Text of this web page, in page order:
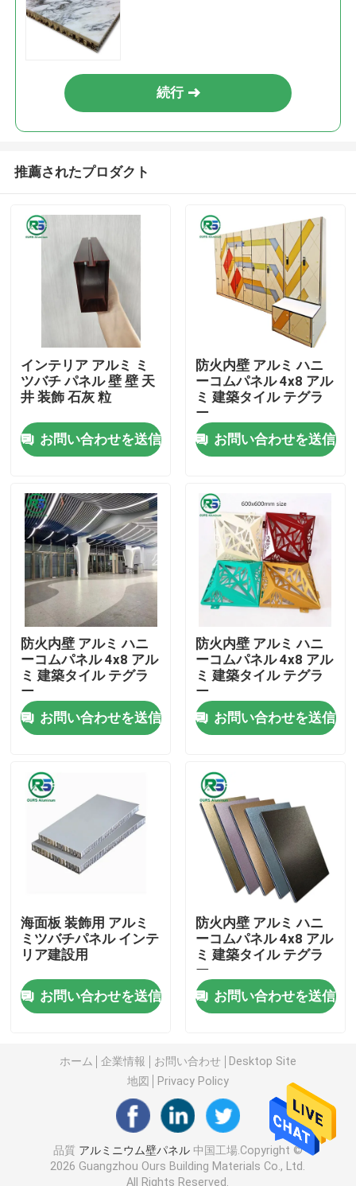
家
私達について
工場旅行
品質管理
私達に連絡しなさい
引用を要求しなさい
アルミニウム壁パネル
アルミニウム蜜蜂の巣のパネル
中断された金属の天井
現代的なアルミニウム塀
アルミニウム装飾的なスクリーン
アルミニウム階段柵
アルミニウム ストリップの天井
続行
推薦されたプロダクト
インテリア アルミ ミ
ツバチ パネル 壁 壁 天
井 装飾 石灰 粒
お問い合わせを送信
防火内壁 アルミ ハニ
ーコムパネル 4x8 アル
ミ 建築タイル テグラ
ー
お問い合わせを送信
防火内壁 アルミ ハニ
ーコムパネル 4x8 アル
ミ 建築タイル テグラ
ー
お問い合わせを送信
防火内壁 アルミ ハニ
ーコムパネル 4x8 アル
ミ 建築タイル テグラ
ー
お問い合わせを送信
海面板 装飾用 アルミ
ミツバチパネル インテ
リア建設用
お問い合わせを送信
防火内壁 アルミ ハニ
ーコムパネル 4x8 アル
ミ 建築タイル テグラ
ー
お問い合わせを送信
ホーム 企業情報 お問い合わせ
Desktop Site
地図
Privacy Policy
品質 アルミニウム壁パネル中国工場.Copyright ©
2026 Guangzhou Ours Building Materials Co., Ltd.
All Rights Reserved.